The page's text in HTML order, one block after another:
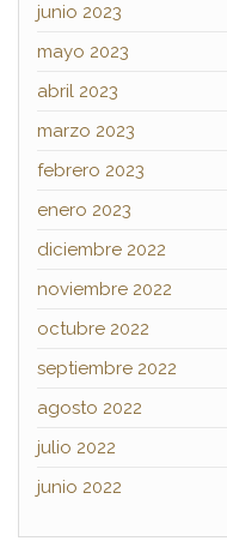
junio 2023
mayo 2023
abril 2023
marzo 2023
febrero 2023
enero 2023
diciembre 2022
noviembre 2022
octubre 2022
septiembre 2022
agosto 2022
julio 2022
junio 2022